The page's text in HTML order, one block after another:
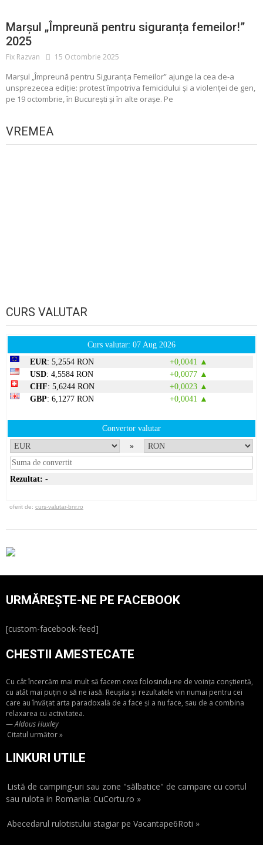
Marșul „Împreună pentru siguranța femeilor!”
2025
Fix Razvan 15 Octombrie 2025
Marșul „Împreună pentru Siguranța Femeilor” ajunge la cea de-a
unsprezecea ediție: protest împotriva femicidului și a violenței de gen,
pe 19 octombrie, în București și în alte orașe. Pe
VREMEA
CURS VALUTAR
Curs valutar: 07 Aug 2026
EUR: 5,2554 RON
+0,0041 ▲
USD: 4,5584 RON
+0,0077 ▲
CHF: 5,6244 RON
+0,0023 ▲
GBP: 6,1277 RON +0,0041 ▲
Convertor valutar
»
Rezultat: -
oferit de: curs-valutar-bnr.ro
URMĂREȘTE-NE PE FACEBOOK
[custom-facebook-feed]
CHESTII AMESTECATE
Cu cât încercăm mai mult să facem ceva folosindu-ne de voința conștientă,
cu atât mai puțin o să ne iasă. Reușita și rezultatele vin numai pentru cei
care au învățat arta paradoxală de a face și a nu face, sau de a combina
relaxarea cu activitatea.
—Aldous Huxley
Citatul următor »
LINKURI UTILE
Listă de camping-uri sau zone "sălbatice" de campare cu cortul
sau rulota in Romania: CuCortu.ro »
Abecedarul rulotistului stagiar pe Vacantape6Roti »